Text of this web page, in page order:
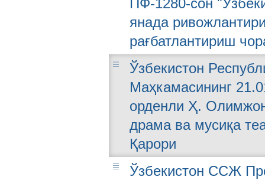
ПФ-1280-сон
янада
рағбатлантириш
Ўзбекистон
Маҳкамасининг
орденли Ҳ.
драма ва мусиқа
Қарори
Ўзбекистон ССЖ